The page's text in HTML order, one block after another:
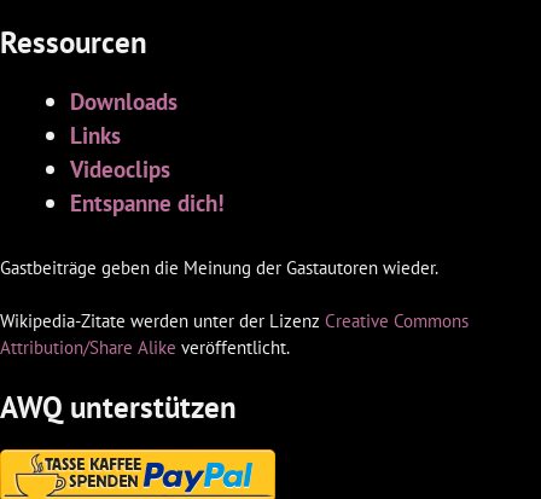
Ressourcen
Downloads
Links
Videoclips
Entspanne dich!
Gastbeiträge geben die Meinung der Gastautoren wieder.
Wikipedia-Zitate werden unter der Lizenz Creative Commons
Attribution/Share Alike veröffentlicht.
AWQ unterstützen